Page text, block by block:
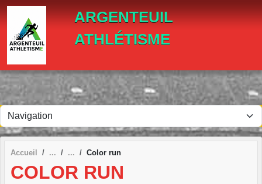
ARGENTEUIL
ATHLÉTISME
Accueil Color run
COLOR RUN
Panneau de gestion des cookies